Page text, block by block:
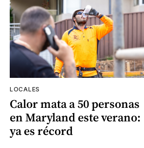
LOCALES
Calor mata a 50 personas
en Maryland este verano:
ya es récord